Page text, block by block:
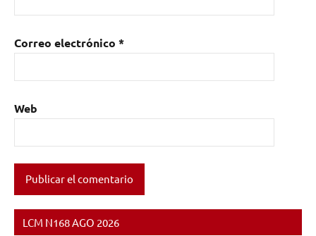
Correo electrónico *
Web
LCM N168 AGO 2026